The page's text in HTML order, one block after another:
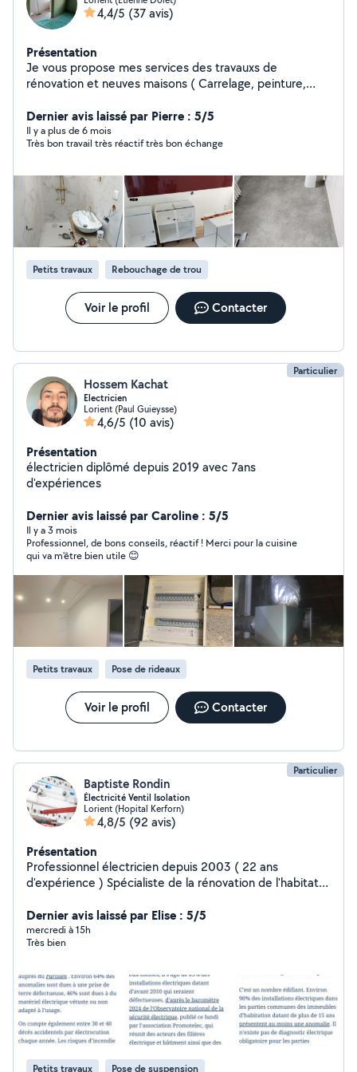
4,4/5 (37 avis)
Présentation
Je vous propose mes services des travauxs de
rénovation et neuves maisons ( Carrelage, peinture,
renseignement n'hésitez pas à me contacter. Merci.
Dernier avis laissé par Pierre : 5/5
Il y a plus de 6 mois
Très bon travail très réactif très bon échange
Petits travaux Rebouchage de trou
Voir le profil Contacter
Particulier
Hossem Kachat
Electricien
Lorient (Paul Guieysse)
4,6/5 (10 avis)
Présentation
électricien diplômé depuis 2019 avec 7ans
d'expériences
Dernier avis laissé par Caroline : 5/5
Il y a 3 mois
Professionnel, de bons conseils, réactif ! Merci pour la cuisine
qui va m'être bien utile 😊
Petits travaux Pose de rideaux
Voir le profil Contacter
Particulier
Baptiste Rondin
Électricité Ventil Isolation
Lorient (Hopital Kerforn)
4,8/5 (92 avis)
Présentation
Professionnel électricien depuis 2003 ( 22 ans
d'expérience ) Spécialiste de la rénovation de l'habitat
dépannage, domotique . réseau informatique
domestique . Ventilation simple et double flux,vmp .
Conseil rénovation énergétique. Avis état installation
avant installation fibre optique opérateur . Mise a jour
coffret de communication (prise téléphone en T ->prise
informatique RJ45) . Modification implantation
appareillage avant nouvelle cuisine. Repérage tableau
électrique ,coffret de communication et prise
informatique RJ45. Agrandissement . Réfection mise en
Dernier avis laissé par Elise : 5/5
mercredi à 15h
Très bien
Petits travaux Pose de suspension